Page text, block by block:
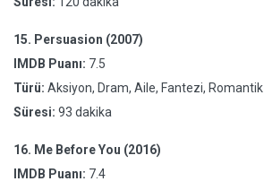
15. Persuasion (2007)
IMDB Puanı: 7.5
Türü: Aksiyon, Dram, Aile, Fantezi, Romantik
Süresi: 93 dakika
16. Me Before You (2016)
IMDB Puanı: 7.4